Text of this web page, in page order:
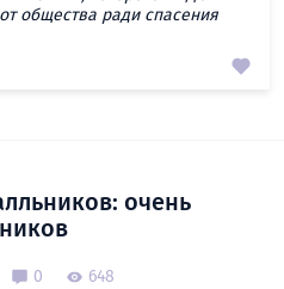
общества ради спасения
очень
0 648